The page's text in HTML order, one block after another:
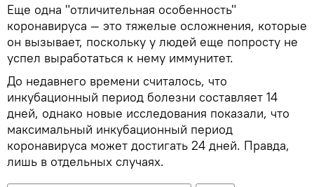
Еще одна "отличительная особенность"
коронавируса — это тяжелые осложнения, которые
он вызывает, поскольку у людей еще попросту не
успел выработаться к нему иммунитет.
До недавнего времени считалось, что
инкубационный период болезни составляет 14
дней, однако новые исследования показали, что
максимальный инкубационный период
коронавируса может достигать 24 дней. Правда,
лишь в отдельных случаях.